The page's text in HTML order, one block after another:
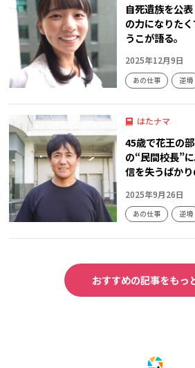
自死遺族を公
の力になりた
うこが語る。
2025年12月9日
あの仕事 逆境
はたナマ
45歳で花王の
の“民間校長”
信を失うばか
2025年9月26日
あの仕事 逆境
おすすめの記事をもっ